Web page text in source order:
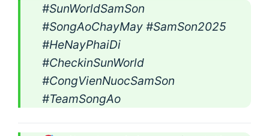
#SunWorldSamSon
#SongAoChayMay #SamSon2025
#HeNayPhaiDi
#CheckinSunWorld
#CongVienNuocSamSon
#TeamSongAo